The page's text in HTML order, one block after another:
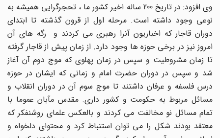
وی افزود: در تاریخ 200 ساله اخیر کشور ما ، تحجرگرایی همیشه به
نوعی وجود داشته است. مرحله اول از قرون گذشته تا ابتدای
دوران قاجار که اخباریون آنرا رهبری می کردند و رگه های آن
امروز نیز در برخی حوزه ها وجود دارد. از زمان پیش از قاجار گرفته
تا زمان مشروطیت و سپس در زمان پهلوی که موج دوم آن آغاز
شد و سپس در دوران حضرت امام و زمانی که ایشان در حوزه
درس فلسفه و عرفان داشتند تا موج سوم آن در دوران انقلاب و
مسائل مربوط به حکومت و کشور داری. مقدس مآبان عموما با
تمام مسائل نو مخالفت می کردند و بالعکس علمای روشنفکر که
معتقد بودند شکل را می توان استنباط کرد و محتوای دلخواه و